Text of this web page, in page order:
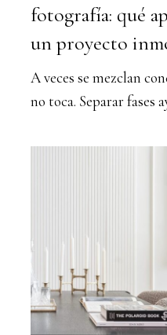
un
proyecto
fotografía: qué
un proyecto
A veces se mezclan
no toca. Separar fases
dónde
invertir
para
maximizar